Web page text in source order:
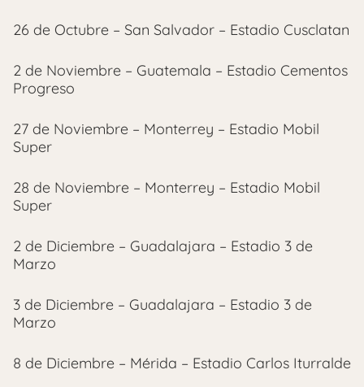
26 de Octubre – San Salvador – Estadio Cusclatan
2 de Noviembre – Guatemala – Estadio Cementos
Progreso
27 de Noviembre – Monterrey – Estadio Mobil
Super
28 de Noviembre – Monterrey – Estadio Mobil
Super
2 de Diciembre – Guadalajara – Estadio 3 de
Marzo
3 de Diciembre – Guadalajara – Estadio 3 de
Marzo
8 de Diciembre – Mérida – Estadio Carlos Iturralde